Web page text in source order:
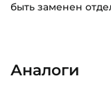
быть заменен
Тип корпуса:
Категория:
Аналоги